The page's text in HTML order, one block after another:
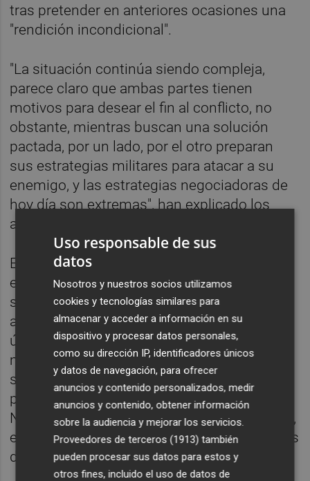
tras pretender en anteriores ocasiones una
"rendición incondicional".
"La situación continúa siendo compleja,
parece claro que ambas partes tienen
motivos para desear el fin al conflicto, no
obstante, mientras buscan una solución
pactada, por un lado, por el otro preparan
sus estrategias militares para atacar a su
enemigo, y las estrategias negociadoras de
hoy día son extremas", han explicado los
analistas de Renta 4.
En el terreno macro, se ha conocido que la
economía española creció un 2,8% en 2025,
siete décimas menos que en 2024, tras
acelerar dos décimas su crecimiento en el
último trimestre del año, hasta el 0,8%, la
mayor tasa trimestral de todo el ejercicio,
según los datos de Contabilidad Nacional
publicados este jueves por el Instituto
Nacional de Estadística (INE) que, coinciden,
en ambos casos, con los avanzados a finales
de enero.
Uso responsable de sus
datos
Nosotros y nuestros socios utilizamos
cookies y tecnologías similares para
almacenar y acceder a información en su
dispositivo y procesar datos personales,
como su dirección IP, identificadores únicos
y datos de navegación, para ofrecer
anuncios y contenido personalizados, medir
anuncios y contenido, obtener información
sobre la audiencia y mejorar los servicios.
Proveedores de terceros (1913) también
pueden procesar sus datos para estos y
otros fines, incluido el uso de datos de